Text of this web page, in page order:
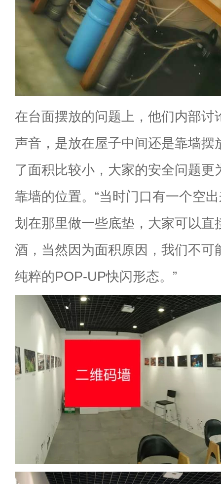
在台面摆放的问题上，他们内部讨
声音，是放在屋子中间还是靠墙摆
了面积比较小，大家的安全问题更
靠墙的位置。“当时门口有一个空
划在那里做一些底垫，大家可以直
酒，当然因为面积原因，我们不可
纯粹的POP-UP快闪形态。”